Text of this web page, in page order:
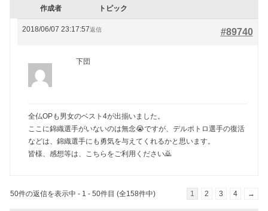
作成者 トピック
2018/06/07 23:17:57 #89740
返信
下団
全仏OPも男女のベスト4が出揃いました。
ここに錦織選手がいないのは無念😭ですが、デルポトロ選手の復活
などは、錦織選手にも勇気を与えてくれるかと思います。
皆様、感想等は、こちらをご利用ください🙇
50件の返信を表示中 - 1 - 50件目 (全158件中) 1 2 3 4 →